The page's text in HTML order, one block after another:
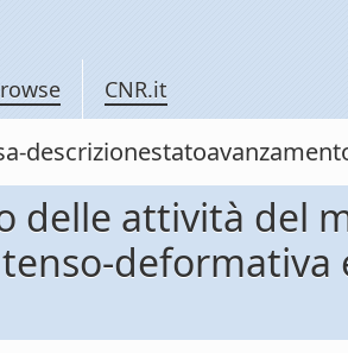
CNR.it
delle attività del
deformativa